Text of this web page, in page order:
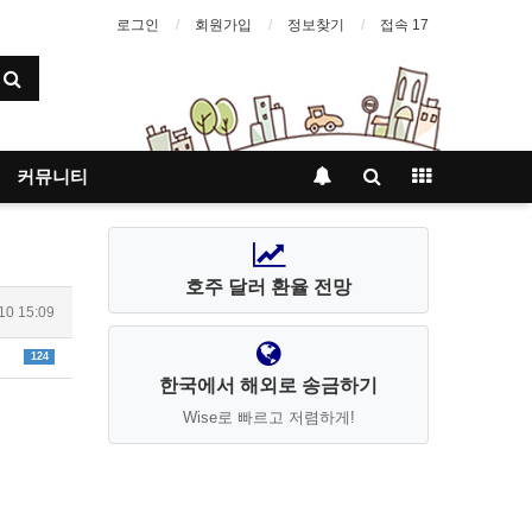
로그인 회원가입 정보찾기 접속 17
커뮤니티
15:09
124
호주 달러 환율 전망
한국에서 해외로 송금하기
Wise로 빠르고 저렴하게!